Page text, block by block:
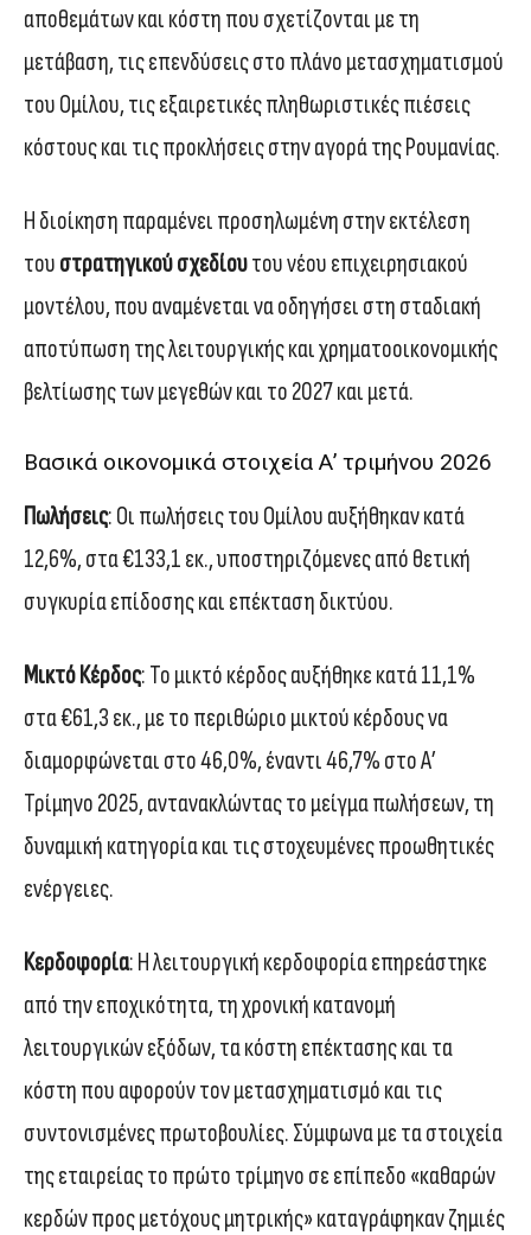
αποθεμάτων και κόστη που σχετίζονται με τη
μετάβαση, τις επενδύσεις στο πλάνο μετασχηματισμού
του Ομίλου, τις εξαιρετικές πληθωριστικές πιέσεις
κόστους και τις προκλήσεις στην αγορά της Ρουμανίας.
Η διοίκηση παραμένει προσηλωμένη στην εκτέλεση
του στρατηγικού σχεδίουτου νέου επιχειρησιακού
μοντέλου, που αναμένεται να οδηγήσει στη σταδιακή
αποτύπωση της λειτουργικής και χρηματοοικονομικής
βελτίωσης των μεγεθών και το 2027 και μετά.
Βασικά οικονομικά στοιχεία Α’ τριμήνου 2026
Πωλήσεις: Οι πωλήσεις του Ομίλου αυξήθηκαν κατά
12,6%, στα €133,1 εκ., υποστηριζόμενες από θετική
συγκυρία επίδοσης και επέκταση δικτύου.
Μικτό Κέρδος: Το μικτό κέρδος αυξήθηκε κατά 11,1%
στα €61,3 εκ., με το περιθώριο μικτού κέρδους να
διαμορφώνεται στο 46,0%, έναντι 46,7% στο Α’
Τρίμηνο 2025, αντανακλώντας το μείγμα πωλήσεων, τη
δυναμική κατηγορία και τις στοχευμένες προωθητικές
ενέργειες.
Κερδοφορία: Η λειτουργική κερδοφορία επηρεάστηκε
από την εποχικότητα, τη χρονική κατανομή
λειτουργικών εξόδων, τα κόστη επέκτασης και τα
κόστη που αφορούν τον μετασχηματισμό και τις
συντονισμένες πρωτοβουλίες. Σύμφωνα με τα στοιχεία
της εταιρείας το πρώτο τρίμηνο σε επίπεδο «καθαρών
κερδών προς μετόχους μητρικής» καταγράφηκαν ζημιές